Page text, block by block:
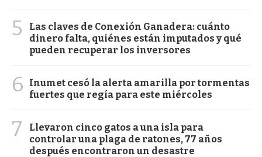
5
Las claves de Conexión Ganadera: cuánto
dinero falta, quiénes están imputados y qué
pueden recuperar los inversores
6
Inumet cesó la alerta amarilla por tormentas
fuertes que regía para este miércoles
7
Llevaron cinco gatos a una isla para
controlar una plaga de ratones, 77 años
después encontraron un desastre